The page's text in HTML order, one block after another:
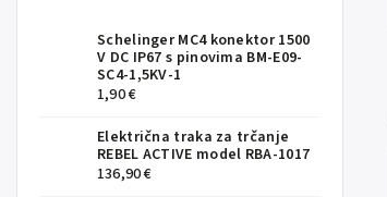
Schelinger MC4 konektor 1500
V DC IP67 s pinovima BM-E09-
SC4-1,5KV-1
1,90 €
Električna traka za trčanje
REBEL ACTIVE model RBA-1017
136,90 €